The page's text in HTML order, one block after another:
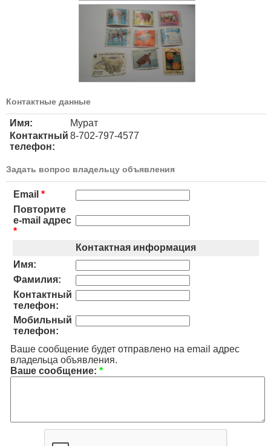
Контактные данные
Имя:
Мурат
Контактный
телефон:
8-702-797-4577
Задать вопрос владельцу объявления
Email *
Повторите
e-mail адрес
*
Контактная информация
Имя:
Фамилия:
Контактный
телефон:
Мобильный
телефон:
Ваше сообщение будет отправлено на email адрес
владельца объявления.
Ваше сообщение: *